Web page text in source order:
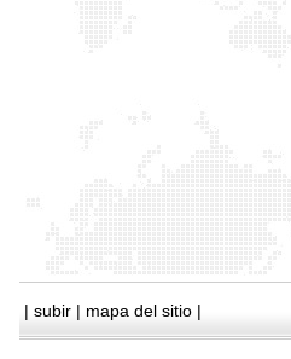
| subir | mapa del sitio |